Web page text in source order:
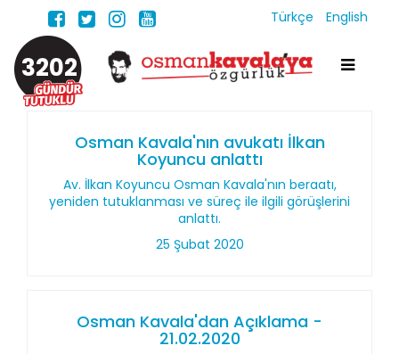
Türkçe English
3202
Osman Kavala'nın avukatı İlkan
Koyuncu anlattı
Av. İlkan Koyuncu Osman Kavala'nın beraatı,
yeniden tutuklanması ve süreç ile ilgili görüşlerini
anlattı.
25 Şubat 2020
Osman Kavala'dan Açıklama -
21.02.2020